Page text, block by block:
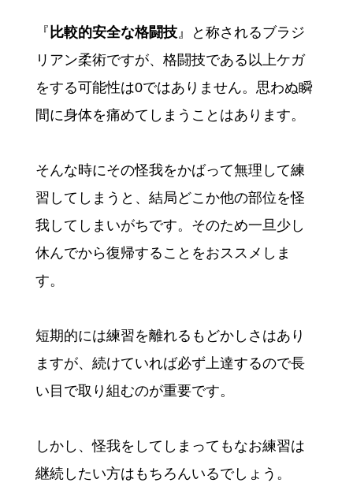
『 比較的安全な格闘技』と称されるブラジ
リアン柔術ですが、格闘技である以上ケガ
をする可能性は0ではありません。思わぬ瞬
間に身体を痛めてしまうことはあります。
そんな時にその怪我をかばって無理して練
習してしまうと、結局どこか他の部位を怪
我してしまいがちです。そのため一旦少し
休んでから復帰することをおススメしま
す。
短期的には練習を離れるもどかしさはあり
ますが、続けていれば必ず上達するので長
い目で取り組むのが重要です。
しかし、怪我をしてしまってもなお練習は
継続したい方はもちろんいるでしょう。